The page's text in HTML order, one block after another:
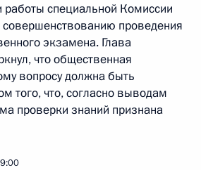
работы специальной Комиссии
совершенствованию проведения
экзамена. Глава
что общественная
вопросу должна быть
того, что, согласно выводам
проверки знаний признана